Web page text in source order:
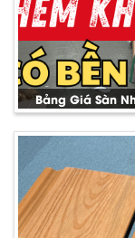
Bảng Giá Sàn